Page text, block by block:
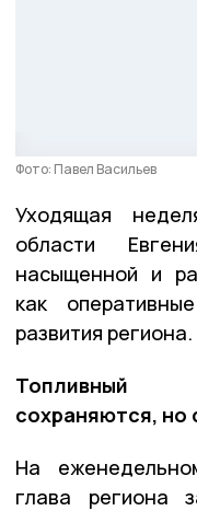
Фото: Павел Васильев
Уходящая
области
насыщенной и
как
развития региона.
Топливный
сохраняются, но
На
глава региона